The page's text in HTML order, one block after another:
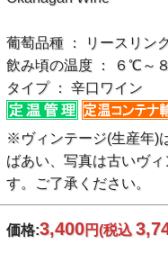
葡萄品種 ： リースリン
飲み頃の温度 ： ６℃～
タイプ ： 辛口ワイン
※ヴィンテージ(生産年)
ばあい、写真は古いヴ
す。ご了承ください。
価格:3,400円(税込